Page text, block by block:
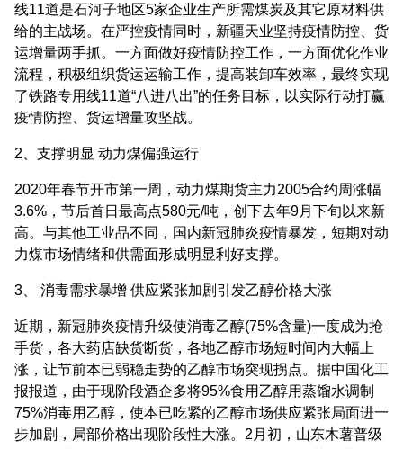
线11道是石河子地区5家企业生产所需煤炭及其它原材料供
给的主战场。在严控疫情同时，新疆天业坚持疫情防控、货
运增量两手抓。一方面做好疫情防控工作，一方面优化作业
流程，积极组织货运运输工作，提高装卸车效率，最终实现
了铁路专用线11道“八进八出”的任务目标，以实际行动打赢
疫情防控、货运增量攻坚战。
2、支撑明显 动力煤偏强运行
2020年春节开市第一周，动力煤期货主力2005合约周涨幅
3.6%，节后首日最高点580元/吨，创下去年9月下旬以来新
高。与其他工业品不同，国内新冠肺炎疫情暴发，短期对动
力煤市场情绪和供需面形成明显利好支撑。
3、 消毒需求暴增 供应紧张加剧引发乙醇价格大涨
近期，新冠肺炎疫情升级使消毒乙醇(75%含量)一度成为抢
手货，各大药店缺货断货，各地乙醇市场短时间内大幅上
涨，让节前本已弱稳走势的乙醇市场突现拐点。据中国化工
报报道，由于现阶段酒企多将95%食用乙醇用蒸馏水调制
75%消毒用乙醇，使本已吃紧的乙醇市场供应紧张局面进一
步加剧，局部价格出现阶段性大涨。2月初，山东木薯普级